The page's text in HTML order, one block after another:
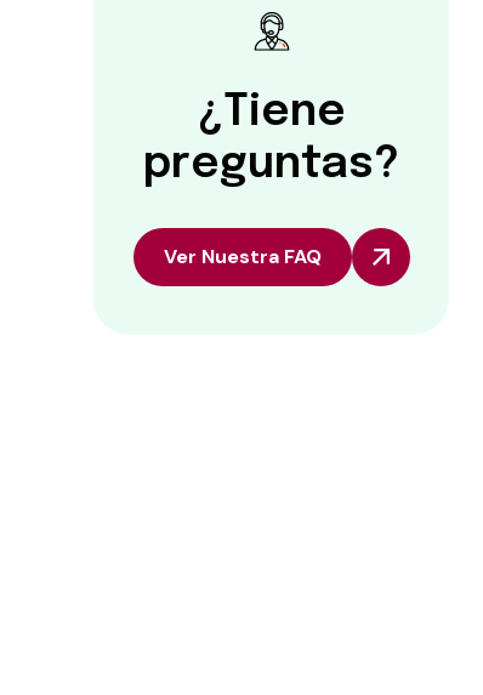
¿Tiene
preguntas?
Ver Nuestra FAQ